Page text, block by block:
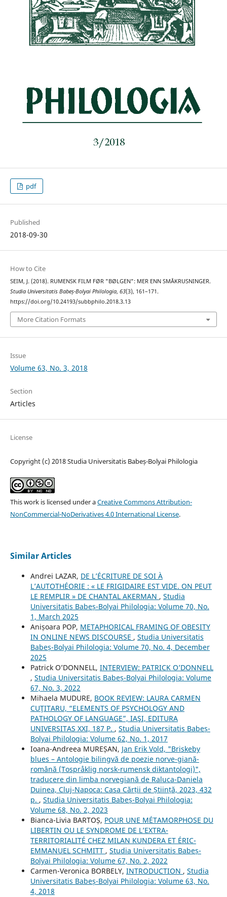
pdf
Published
2018-09-30
How to Cite
SEIM, J. (2018). RUMENSK FILM FØR "BØLGEN": MER ENN SMÅKRUSNINGER.
Studia Universitatis Babeș-Bolyai Philologia, 63(3), 161–171.
https://doi.org/10.24193/subbphilo.2018.3.13
More Citation Formats
Issue
Volume 63, No. 3, 2018
Section
Articles
License
Copyright (c) 2018 Studia Universitatis Babeș-Bolyai Philologia
This work is licensed under aCreative Commons Attribution-
NonCommercial-NoDerivatives 4.0 International License.
Similar Articles
Andrei LAZAR, DE L’ÉCRITURE DE SOI À
L’AUTOTHÉORIE : « LE FRIGIDAIRE EST VIDE. ON PEUT
LE REMPLIR » DE CHANTAL AKERMAN , Studia
Universitatis Babeș-Bolyai Philologia: Volume 70, No.
1, March 2025
Anișoara POP, METAPHORICAL FRAMING OF OBESITY
IN ONLINE NEWS DISCOURSE , Studia Universitatis
Babeș-Bolyai Philologia: Volume 70, No. 4, December
2025
Patrick O’DONNELL, INTERVIEW: PATRICK O’DONNELL
, Studia Universitatis Babeș-Bolyai Philologia: Volume
67, No. 3, 2022
Mihaela MUDURE, BOOK REVIEW: LAURA CARMEN
CUŢITARU, “ELEMENTS OF PSYCHOLOGY AND
PATHOLOGY OF LANGUAGE”, IAŞI, EDITURA
UNIVERSITAS XXI, 187 P. , Studia Universitatis Babeș-
Bolyai Philologia: Volume 62, No. 1, 2017
Ioana-Andreea MUREȘAN, Jan Erik Vold, "Briskeby
blues – Antologie bilingvă de poezie norve-giană-
română (Tospråklig norsk-rumensk diktantologi)",
traducere din limba norvegiană de Raluca-Daniela
Duinea, Cluj-Napoca: Casa Cărții de Știință, 2023, 432
p. , Studia Universitatis Babeș-Bolyai Philologia:
Volume 68, No. 2, 2023
Bianca-Livia BARTOȘ, POUR UNE MÉTAMORPHOSE DU
LIBERTIN OU LE SYNDROME DE L’EXTRA-
TERRITORIALITÉ CHEZ MILAN KUNDERA ET ÉRIC-
EMMANUEL SCHMITT , Studia Universitatis Babeș-
Bolyai Philologia: Volume 67, No. 2, 2022
Carmen-Veronica BORBELY, INTRODUCTION , Studia
Universitatis Babeș-Bolyai Philologia: Volume 63, No.
4, 2018